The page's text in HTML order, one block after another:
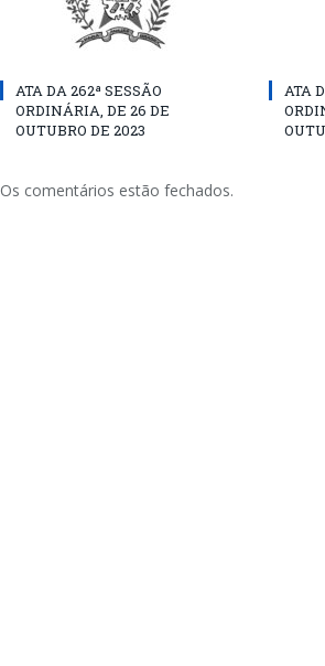
ATA DA 262ª SESSÃO
ORDINÁRIA, DE 26 DE
OUTUBRO DE 2023
ATA
Os comentários estão fechados.